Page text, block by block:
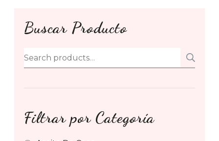
Buscar Producto
Search
for:
Filtrar por Categoría